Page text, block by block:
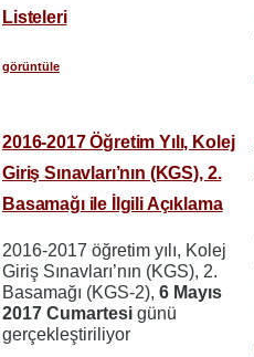
Listeleri
görüntüle
2016-2017 Öğretim Yılı, Kolej
Giriş Sınavları’nın (KGS), 2.
Basamağı ile İlgili Açıklama
2016-2017 öğretim yılı, Kolej
Giriş Sınavları’nın (KGS), 2.
Basamağı (KGS-2), 6 Mayıs
2017 Cumartesi günü
gerçekleştiriliyor